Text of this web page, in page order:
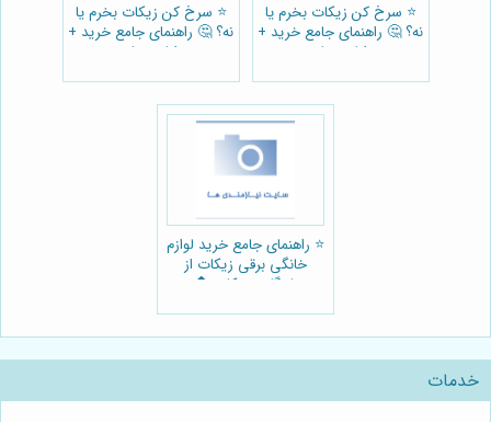
⭐️ سرخ کن زیکات بخرم یا
نه؟ 🤔 راهنمای جامع خرید +
مزایا و معایب
⭐️ سرخ کن زیکات بخرم یا
نه؟ 🤔 راهنمای جامع خرید +
مزایا و معایب
⭐️ راهنمای جامع خرید لوازم
خانگی برقی زیکات از
بازرگانی زیکات 🏠
خدمات